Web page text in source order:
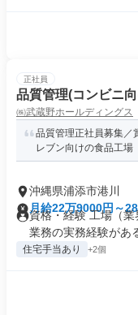
正社員
品質管理(コンビニ
㈱武蔵野ホールディングス
品質管理正社員募集／
レブン向けの食品工場
沖縄県浦添市港川
月給22万9000円～
資格・経験 工場（
業務の実務経験があ
住宅手当あり +2個